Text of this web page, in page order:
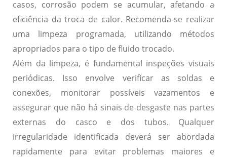
casos, corrosão podem se acumular, afetando a
eficiência da troca de calor. Recomenda-se realizar
uma limpeza programada, utilizando métodos
apropriados para o tipo de fluido trocado.
Além da limpeza, é fundamental inspeções visuais
periódicas. Isso envolve verificar as soldas e
conexões, monitorar possíveis vazamentos e
assegurar que não há sinais de desgaste nas partes
externas do casco e dos tubos. Qualquer
irregularidade identificada deverá ser abordada
rapidamente para evitar problemas maiores e